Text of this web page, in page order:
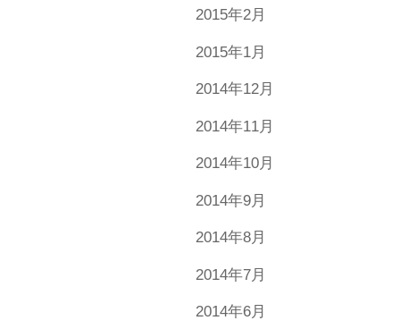
2015年2月
2015年1月
2014年12月
2014年11月
2014年10月
2014年9月
2014年8月
2014年7月
2014年6月